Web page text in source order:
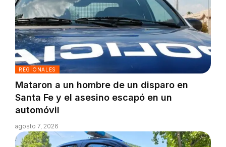
REGIONALES
Mataron a un hombre de un disparo en
Santa Fe y el asesino escapó en un
automóvil
agosto 7, 2026